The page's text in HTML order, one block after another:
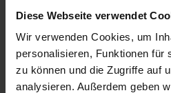
Diese Webseite verwendet
Wir verwenden Cookies, um
personalisieren, Funktionen für
zu können und die Zugriffe auf
analysieren. Außerdem geben
V & V Naturstein GmbH
Berliner Str. 74
03099 Kolkwitz